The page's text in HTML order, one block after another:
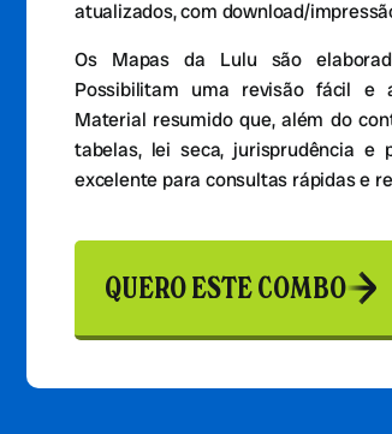
atualizados, com download/
Os Mapas da Lulu são
Possibilitam uma revisão fácil e
Material resumido que, além do
tabelas, lei seca, jurisprudência e
excelente para consultas rápidas e
QUERO ESTE COMBO